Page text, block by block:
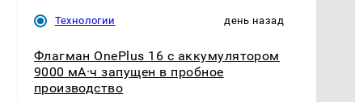
Технологии день назад
Флагман OnePlus 16 с аккумулятором
9000 мА·ч запущен в пробное
производство